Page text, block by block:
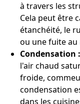
à travers les
Cela peut être
étanchéité, le
ou une fuite
Condensation :
l'air chaud
froide,
condensation
dans les